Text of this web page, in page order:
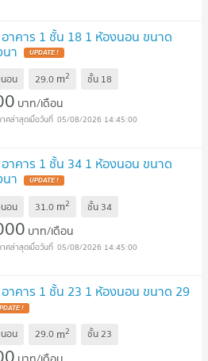
อาคาร 1 ชั้น 18 1 ห้องนอน ขนาด
า
อน 29.0 m2 ชั้น 18
บาท/เดือน
05/08/2026 14:45:00
อาคาร 1 ชั้น 34 1 ห้องนอน ขนาด
า
อน 31.0 m2 ชั้น 34
บาท/เดือน
05/08/2026 14:45:00
อาคาร 1 ชั้น 23 1 ห้องนอน ขนาด 29
อน 29.0 m2 ชั้น23